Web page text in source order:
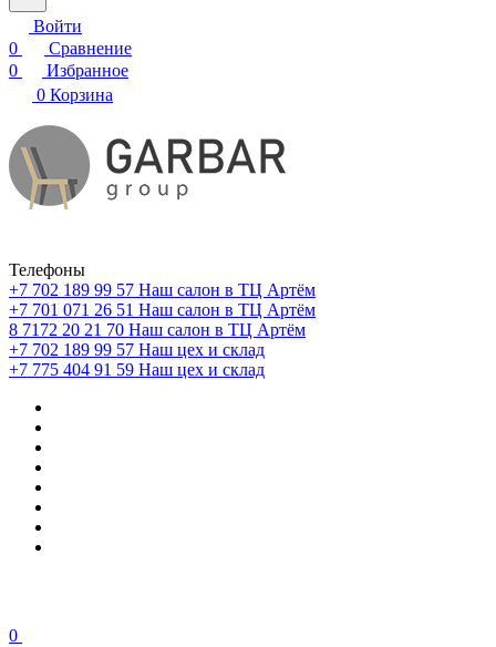
Войти
0
Сравнение
0
Избранное
0 Корзина
Телефоны
+7 702 189 99 57 Наш салон в ТЦ Артём
+7 701 071 26 51 Наш салон в ТЦ Артём
8 7172 20 21 70 Наш салон в ТЦ Артём
+7 702 189 99 57 Наш цех и склад
+7 775 404 91 59 Наш цех и склад
0